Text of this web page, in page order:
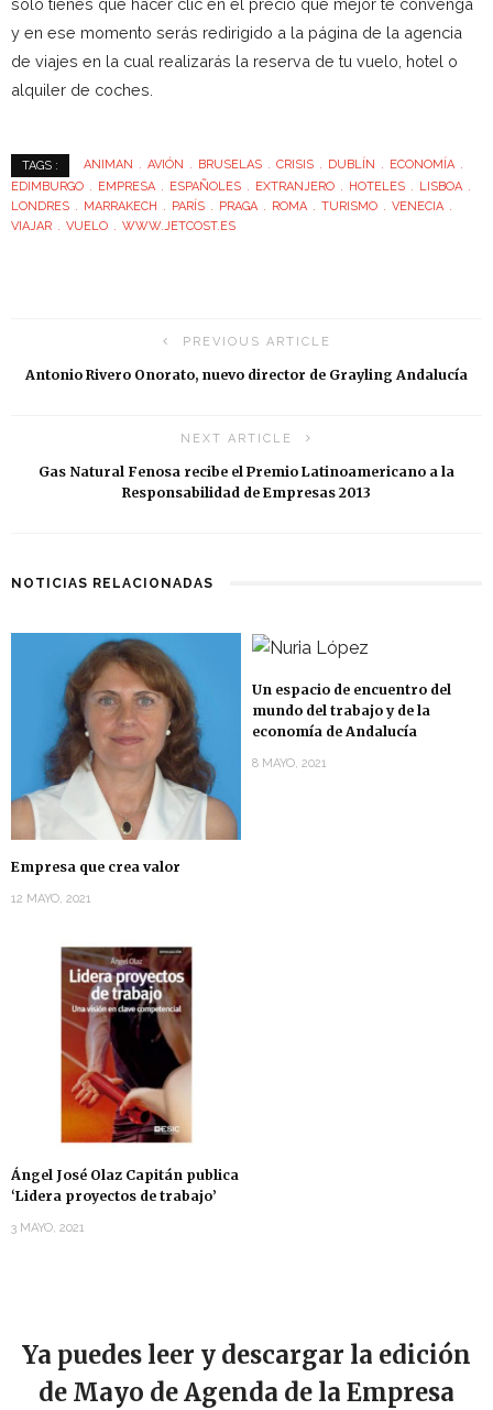
sólo tienes que hacer clic en el precio que mejor te convenga
y en ese momento serás redirigido a la página de la agencia
de viajes en la cual realizarás la reserva de tu vuelo, hotel o
alquiler de coches.
TAGS : ANIMAN AVIÓN BRUSELAS CRISIS DUBLÍN
ECONOMÍA
EDIMBURGO
EMPRESA ESPAÑOLES EXTRANJERO HOTELES
LISBOA
LONDRES
MARRAKECH PARÍS PRAGA ROMA TURISMO
VENECIA
VIAJAR
VUELO WWW.JETCOST.ES
PREVIOUS ARTICLE
Antonio Rivero Onorato, nuevo director de Grayling Andalucía
NEXT ARTICLE
Gas Natural Fenosa recibe el Premio Latinoamericano a la
Responsabilidad de Empresas 2013
NOTICIAS RELACIONADAS
Empresa que crea valor
12 MAYO, 2021
Un espacio de encuentro del
mundo del trabajo y de la
economía de Andalucía
8 MAYO, 2021
Ángel José Olaz Capitán publica
‘Lidera proyectos de trabajo’
3 MAYO, 2021
Ya puedes leer y descargar la edición
de Mayo de Agenda de la Empresa